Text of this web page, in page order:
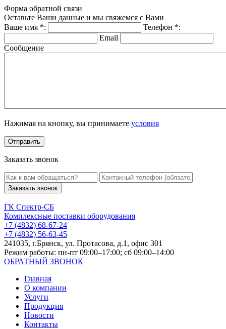
Форма обратной связи
Оставьте Ваши данные и мы свяжемся с Вами
Ваше имя *: Телефон *:
Email
Сообщение
Нажимая на кнопку, вы принимаете условия
Заказать звонок
Заказать звонок
ГК Спектр-СБ
Комплексные поставки оборудования
+7 (4832) 68-67-24
+7 (4832) 56-63-45
241035, г.Брянск, ул. Протасова, д.1, офис 301
Режим работы: пн-пт 09:00–17:00; сб 09:00–14:00
ОБРАТНЫЙ ЗВОНОК
Главная
О компании
Услуги
Продукция
Новости
Контакты